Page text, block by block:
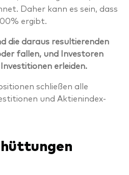
Daher kann es sein, dass
ergibt.
die daraus resultierenden
fallen, und Investoren
erleiden.
schließen alle
und Aktienindex-